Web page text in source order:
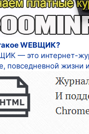
WEBЩИК?
— это интернет-
повседневной жизни